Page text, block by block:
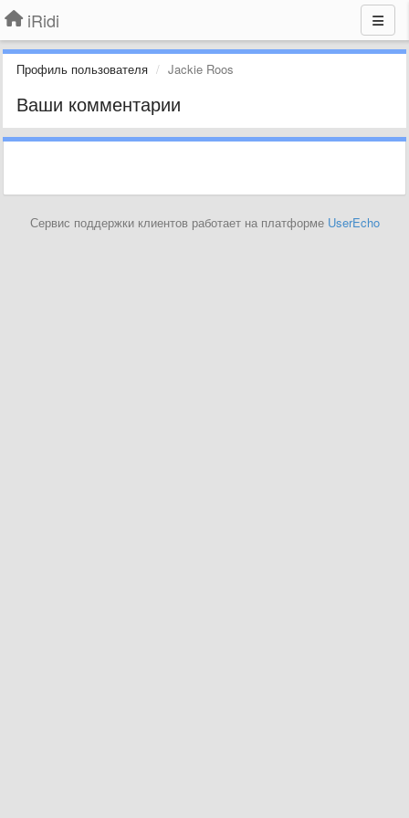
iRidi
Профиль пользователя Jackie Roos
Ваши комментарии
Сервис поддержки клиентов работает на платформе UserEcho